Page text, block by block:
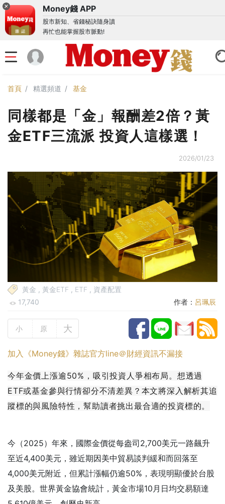
Money錢 APP
股市新知、省錢秘訣隨身讀
再忙也能掌握股市脈動!
首頁 精選頻道 基金
同樣都是「金」報酬差2倍？黃
金ETF三流派 投資人這樣選！
2026/01/23
黃金 , 黃金ETF , ETF , 資產配置
17,740
作者： 呂珮辰
小 原 大
加入《Money錢》雜誌官方line＠財經資訊不漏接
今年金價上漲逾50%，吸引投資人爭相布局。想透過
ETF或基金參與行情卻分不清差異？本文將深入解析其追
蹤標的與風險特性，幫助讀者挑出最合適的投資標的。
今（2025）年來，國際金價從每盎司2,700美元一路飆升
至近4,400美元，雖近期因美中貿易談判緩和而回落至
4,000美元附近，但累計漲幅仍逾50%，表現明顯優於台股
及美股。世界黃金協會統計，黃金市場10月日均交易額達